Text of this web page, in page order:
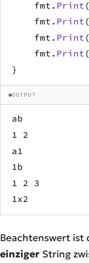
    fmt.
Print(
    fmt.
Print(
    fmt.
Print(
    fmt.
Print(
}
OUTPUT
ab
1 2
a1
1b
1 2 3
1x2
Beachtenswert ist
einziger String